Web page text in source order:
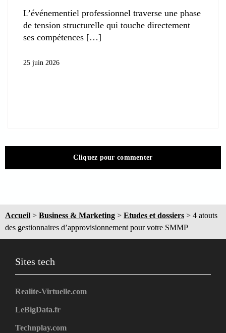
L’événementiel professionnel traverse une phase
de tension structurelle qui touche directement
ses compétences
25 juin 2026
Cliquez pour commenter
Accueil > Business & Marketing > Etudes et dossiers > 4 atouts
des gestionnaires d’approvisionnement pour votre SMMP
Sites tech
Realite-Virtuelle.com
LeBigData.fr
Technplay.com